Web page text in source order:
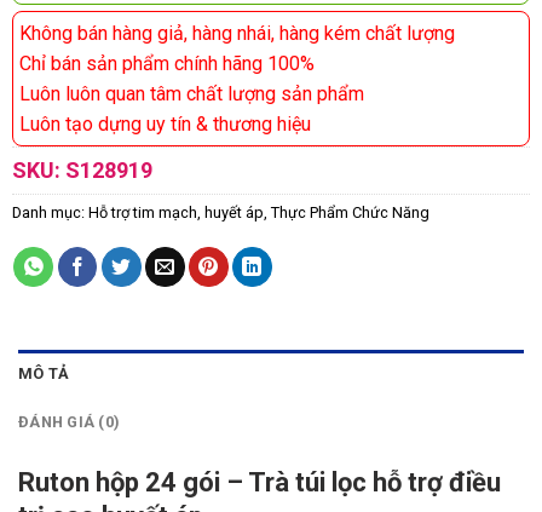
Không bán hàng giả, hàng nhái, hàng kém chất lượng
Chỉ bán sản phẩm chính hãng 100%
Luôn luôn quan tâm chất lượng sản phẩm
Luôn tạo dựng uy tín & thương hiệu
SKU: S128919
Danh mục: Hỗ trợ tim mạch, huyết áp, Thực Phẩm Chức Năng
MÔ TẢ
ĐÁNH GIÁ (0)
Ruton hộp 24 gói – Trà túi lọc hỗ trợ điều